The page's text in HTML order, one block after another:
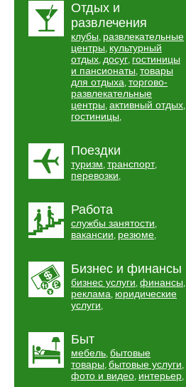
Отдых и
развлечения
клубы, развлекательные
центры, культурный
отдых, досуг, гостиницы
и пансионаты, товары
для отдыха, торгово-
развлекательные
центры, активный отдых,
гостиницы,
Поездки
туризм, транспорт,
перевозки,
Работа
службы занятости,
вакансии, резюме,
Бизнес и финансы
бизнес услуги, финансы,
реклама, юридические
услуги,
Быт
мебель, бытовые
товары, бытовые услуги,
фото и видео, интерьер,